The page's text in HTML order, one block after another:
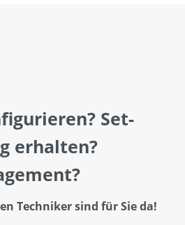
Set-
erhalten?
Techniker sind für Sie da!